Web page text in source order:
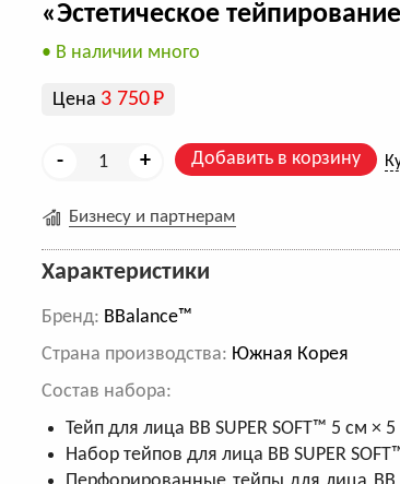
«Эстетическое
• В наличии много
Цена 3 750Р
- + Добавить в корзину
Бизнесу и партнерам
Характеристики
Бренд: BBalance™
Cтрана производства: Южная Корея
Состав набора:
Тейп для лица BB SUPER SOFT™ 5 см ×
Набор тейпов для лица BB SUPER